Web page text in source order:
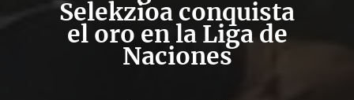
Selekzioa conquista
el oro en la Liga de
Naciones